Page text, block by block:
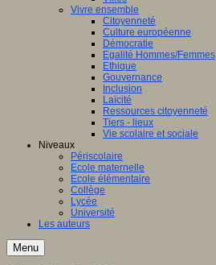
Vivre ensemble
Citoyenneté
Culture européenne
Démocratie
Egalité Hommes/Femmes
Ethique
Gouvernance
Inclusion
Laïcité
Ressources citoyenneté
Tiers - lieux
Vie scolaire et sociale
Niveaux
Périscolaire
Ecole maternelle
Ecole élémentaire
Collège
Lycée
Université
Les auteurs
Menu